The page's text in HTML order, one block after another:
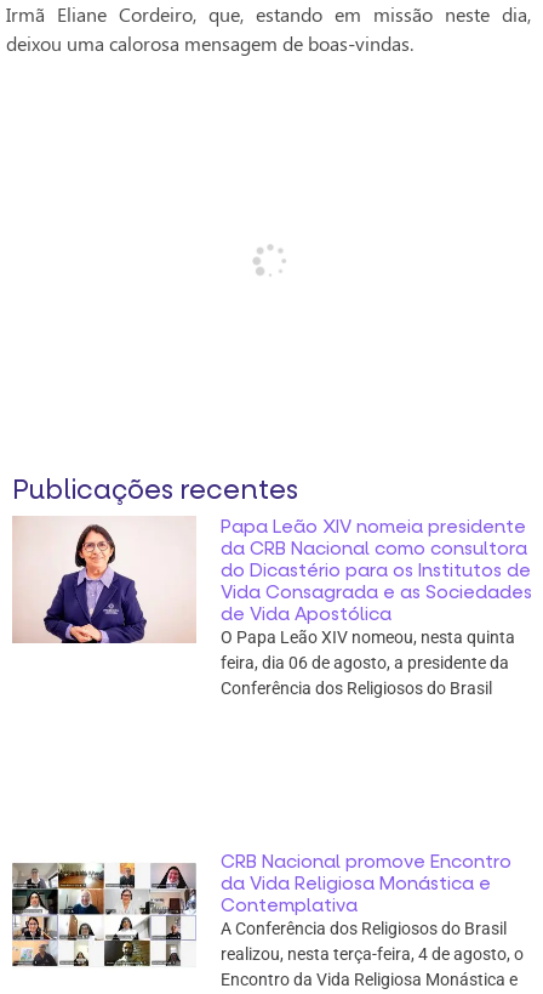
Irmã Eliane Cordeiro, que, estando em missão neste dia,
deixou uma calorosa mensagem de boas-vindas.
Publicações recentes
Papa Leão XIV nomeia presidente
da CRB Nacional como consultora
do Dicastério para os Institutos de
Vida Consagrada e as Sociedades
de Vida Apostólica
O Papa Leão XIV nomeou, nesta quinta
feira, dia 06 de agosto, a presidente da
Conferência dos Religiosos do Brasil
CRB Nacional promove Encontro
da Vida Religiosa Monástica e
Contemplativa
A Conferência dos Religiosos do Brasil
realizou, nesta terça-feira, 4 de agosto, o
Encontro da Vida Religiosa Monástica e